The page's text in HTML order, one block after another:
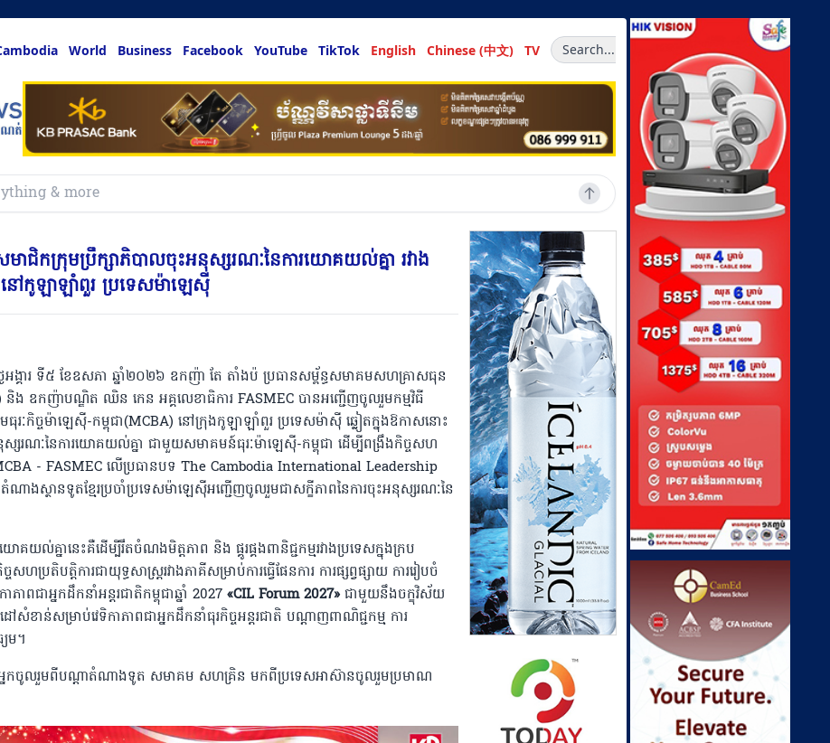
World Business Facebook YouTube TikTok English Chinese (中文) TV Search...
ែលអ្នកចង់ដឹង
ជិកក្រុមប្រឹក្សាភិបាលចុះអនុស្សរណៈនៃការយោគយល់គ្នា រវាង
ៅកូឡាឡាំពួរ ប្រទេសម៉ាឡេស៊ី
ៃអង្គារ ទី៥ ខែឧសភា ឆ្នាំ២០២៦ ឧកញ៉ា តែ តាំងប៉ ប្រធានសម្ព័ន្ធសមាគមសហគ្រាសធុន
និង ឧកញ៉ាបណ្ឌិត ឈិន កេន អគ្គលេខាធិការ FASMEC បានអញ្ជើញចូលរួមកម្មវិធី
ធុរៈកិច្ចម៉ាឡេស៊ី-កម្ពុជា(MCBA) នៅក្រុងកូឡាឡាំពួរ ប្រទេសម៉ាស៊ី ឆ្លៀតក្នុងឱកាសនោះ
ស្សរណៈនៃការយោគយល់គ្នា ជាមួយសមាគមន៍ធុរៈម៉ាឡេស៊ី-កម្ពុជា ដើម្បីពង្រឹងកិច្ចសហ
MCBA - FASMEC លើប្រធានបទ The Cambodia International Leadership
ាងស្ថានទូតខ្មែរប្រចាំប្រទេសម៉ាឡេស៊ីអញ្ជើញចូលរួមជាសក្ខីភាពនៃការចុះអនុស្សរណៈនៃ
ល់គ្នានេះគឺដើម្បីរឹតចំណងមិត្តភាព និង ផ្គូរផ្គងពានិជ្ជកម្មរវាងប្រទេសក្នុងក្រប
រតិបត្តិការជាយុទ្ធសាស្រ្តរវាងភាគីសម្រាប់ការធ្វើផែនការ ការផ្សព្វផ្សាយ ការរៀបចំ
ភាពជាអ្នកដឹកនាំអន្តរជាតិកម្ពុជាឆ្នាំ 2027 «CIL Forum 2027»ជាមួយនឹងចក្ខុវិស័យ
ៅសំខាន់សម្រាប់វេទិកាភាពជាអ្នកដឹកនាំធុរកិច្ចអន្តរជាតិ បណ្តាញពាណិជ្ជកម្ម ការ
ម។
អ្នកចូលរួមពីបណ្ដាតំណាងទូត សមាគម សហគ្រិន មកពីប្រទេសអាស៊ានចូលរួមប្រមាណ